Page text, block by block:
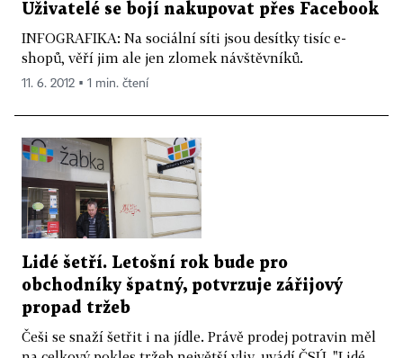
Uživatelé se bojí nakupovat přes Facebook
INFOGRAFIKA: Na sociální síti jsou desítky tisíc e-
shopů, věří jim ale jen zlomek návštěvníků.
11. 6. 2012 ▪ 1 min. čtení
Lidé šetří. Letošní rok bude pro
obchodníky špatný, potvrzuje zářijový
propad tržeb
Češi se snaží šetřit i na jídle. Právě prodej potravin měl